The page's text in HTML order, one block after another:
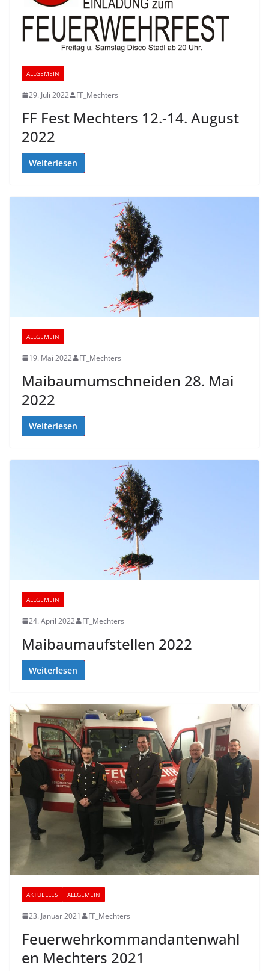
ALLGEMEIN
29. Juli 2022 FF_Mechters
FF Fest Mechters 12.-14. August
2022
Weiterlesen
ALLGEMEIN
19. Mai 2022 FF_Mechters
Maibaumumschneiden 28. Mai
2022
Weiterlesen
ALLGEMEIN
24. April 2022 FF_Mechters
Maibaumaufstellen 2022
Weiterlesen
AKTUELLES ALLGEMEIN
23. Januar 2021 FF_Mechters
Feuerwehrkommandantenwahl
en Mechters 2021